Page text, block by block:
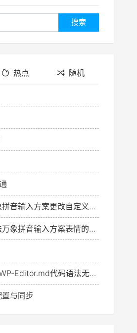
搜索
热点 随机
入方案更改自定义短语文件的方法
象拼音输入方案表情的办法
代码语法无法高亮问题的解决方案
与同步